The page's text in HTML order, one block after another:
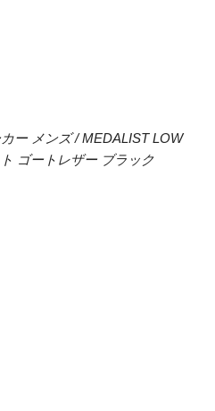
ー メンズ / MEDALIST LOW
ゴートレザー ブラック